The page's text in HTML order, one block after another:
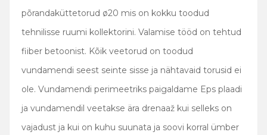
põrandaküttetorud ø20 mis on kokku toodud
tehnilisse ruumi kollektorini. Valamise tööd on tehtud
fiiber betoonist. Kõik veetorud on toodud
vundamendi seest seinte sisse ja nähtavaid torusid ei
ole. Vundamendi perimeetriks paigaldame Eps plaadi
ja vundamendil veetakse ära drenaaž kui selleks on
vajadust ja kui on kuhu suunata ja soovi korral ümber